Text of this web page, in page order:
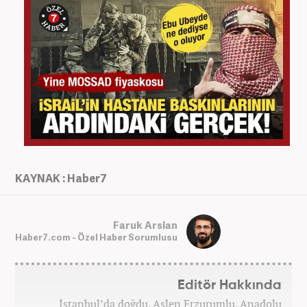
KAYNAK : Haber7
Faruk Arslan
Haber7.com - Özel Haber Sorumlusu
Editör Hakkında
İstanbul’da doğdu. Aslen Erzurumlu. Anadolu